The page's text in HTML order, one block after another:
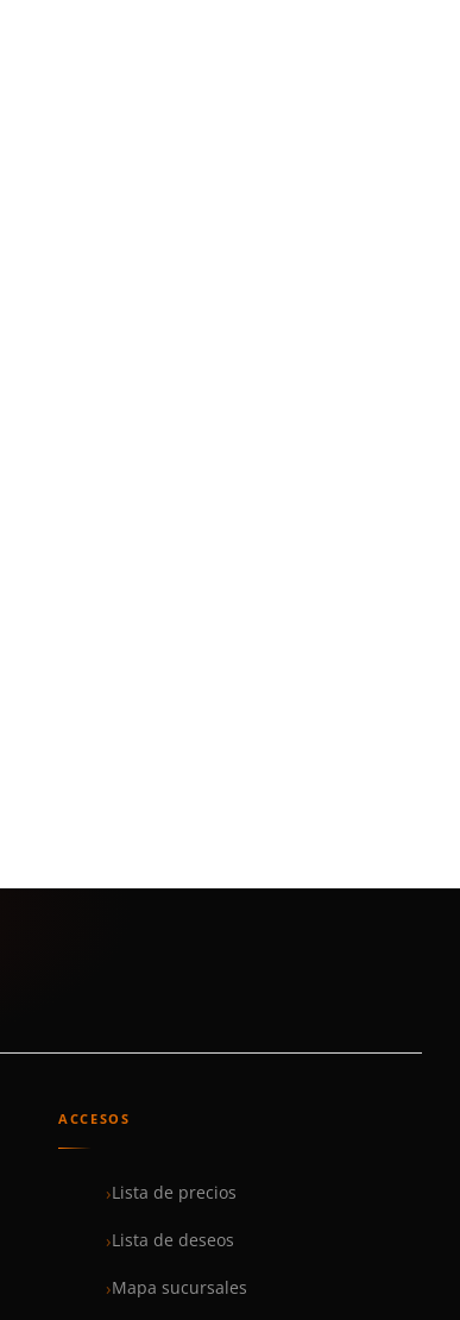
ACCESOS
Lista de precios
Lista de deseos
Mapa sucursales